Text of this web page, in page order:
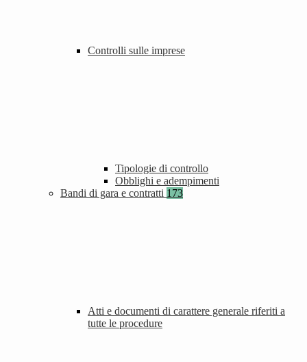
Controlli sulle imprese
Tipologie di controllo
Obblighi e adempimenti
Bandi di gara e contratti 173
Atti e documenti di carattere generale riferiti a
tutte le procedure